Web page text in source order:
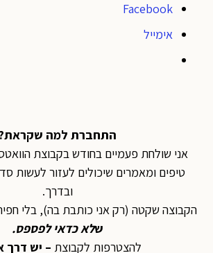
Facebook
אימייל
התחברת למה שקראת?
אני שולחת פעמיים בחודש בקבוצת
טיפים ומאמרים שיכולים לעזור לעשות
ובדרך.
הקבוצה שקטה (רק אני כותבת בה), בלי
לא כדאי לפספס.
להצטרפות לקבוצת– יש דרך